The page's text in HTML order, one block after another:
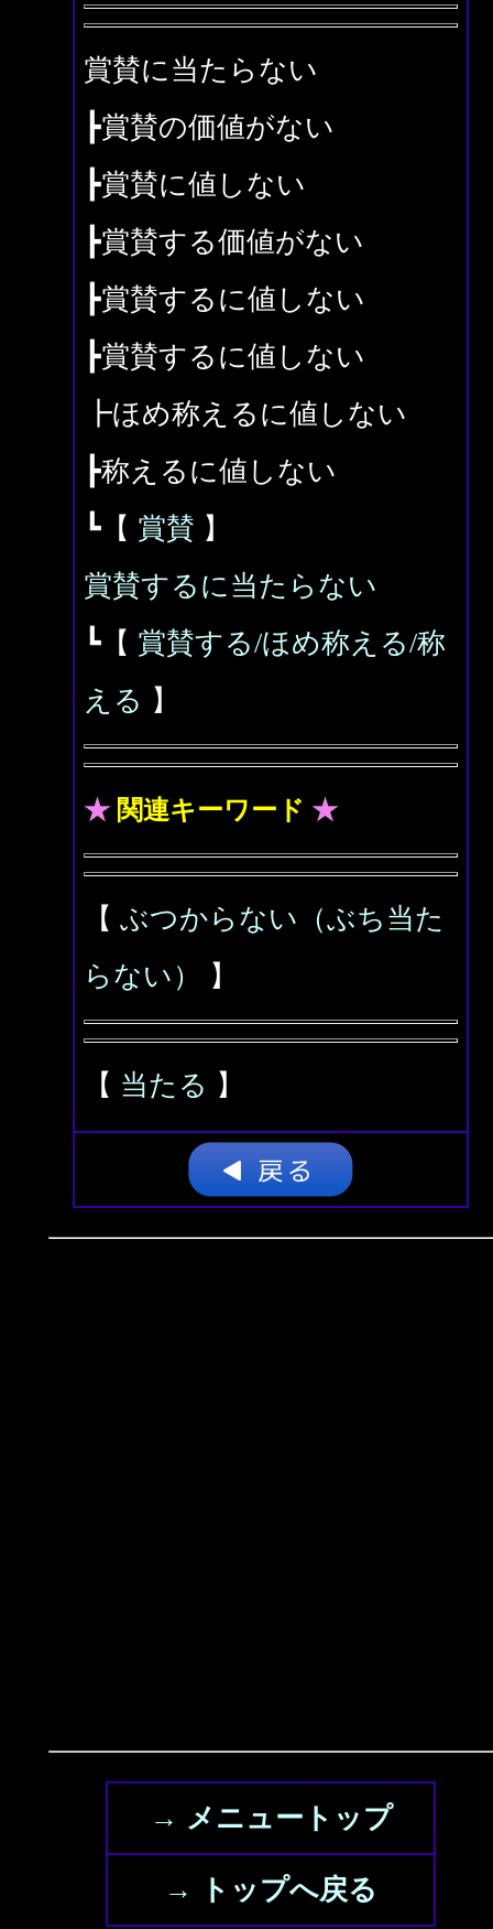
賞賛に当たらない
┣賞賛の価値がない
┣賞賛に値しない
┣賞賛する価値がない
┣賞賛するに値しない
┣賞賛するに値しない
┣ほめ称えるに値しない
┣称えるに値しない
┗【 賞賛 】
賞賛するに当たらない
┗【 賞賛する/ほめ称える/称
える 】
★ 関連キーワード ★
【 ぶつからない（ぶち当た
らない）
】
【 当たる 】
→ メニュートップ
→ トップへ戻る